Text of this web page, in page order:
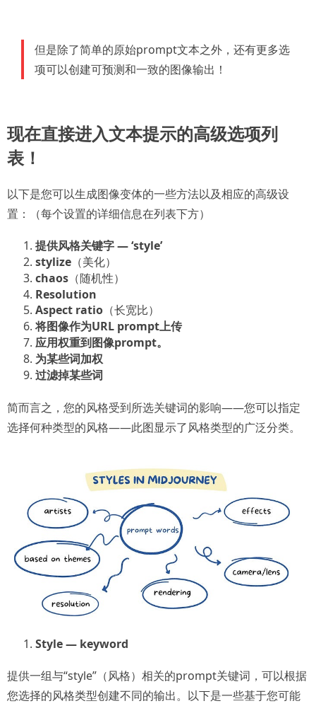
但是除了简单的原始prompt文本之外，还有更多选
项可以创建可预测和一致的图像输出！
现在直接进入文本提示的高级选项列
表！
以下是您可以生成图像变体的一些方法以及相应的高级设
置：（每个设置的详细信息在列表下方）
提供风格关键字 — ‘style’
stylize （美化）
chaos （随机性）
Resolution
Aspect ratio （长宽比）
将图像作为URL prompt上传
应用权重到图像prompt。
为某些词加权
过滤掉某些词
简而言之，您的风格受到所选关键词的影响——您可以指定
选择何种类型的风格——此图显示了风格类型的广泛分类。
Style — keyword
提供一组与“style”（风格）相关的prompt关键词，可以根据
您选择的风格类型创建不同的输出。以下是一些基于您可能